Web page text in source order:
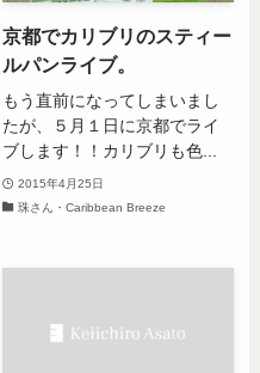
京都でカリブリのスティー
ルパンライブ。
もう直前になってしまいまし
たが、５月１日に京都でライ
ブします！！カリブリも色...
2015年4月25日
珠さん・Caribbean Breeze